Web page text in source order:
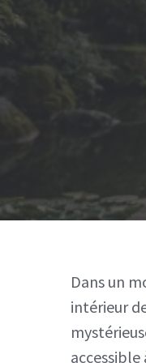
Dans un
intérieur